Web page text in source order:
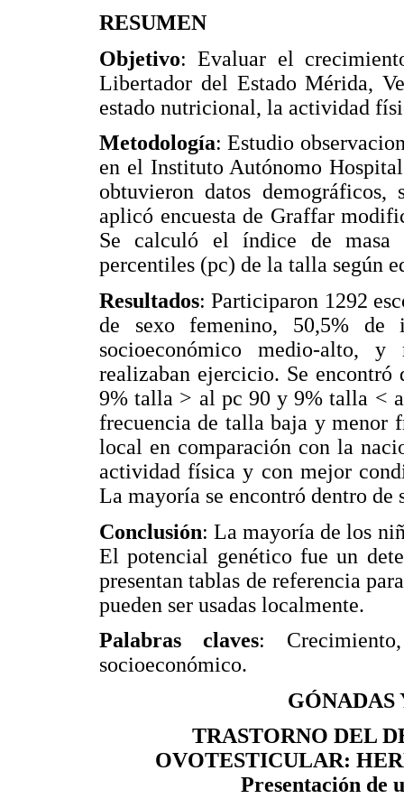
RESUMEN
Objetivo: Evaluar el
Libertador del Estado Mérida,
estado nutricional, la actividad
Metodología: Estudio
en el Instituto Autónomo
obtuvieron datos
aplicó encuesta de Graffar
Se calculó el índice de masa
percentiles (pc) de la talla según
Resultados: Participaron 1292
de sexo femenino, 50,5% de
socioeconómico medio-alto,
realizaban ejercicio. Se
9% talla > al pc 90 y 9% talla <
frecuencia de talla baja y menor
local en comparación con la
actividad física y con mejor
La mayoría se encontró dentro de
Conclusión: La mayoría de los
El potencial genético fue un
presentan tablas de referencia
pueden ser usadas localmente.
Palabras claves:
socioeconómico.
GÓNADAS
TRASTORNO DEL
OVOTESTICULAR:
Presentación de